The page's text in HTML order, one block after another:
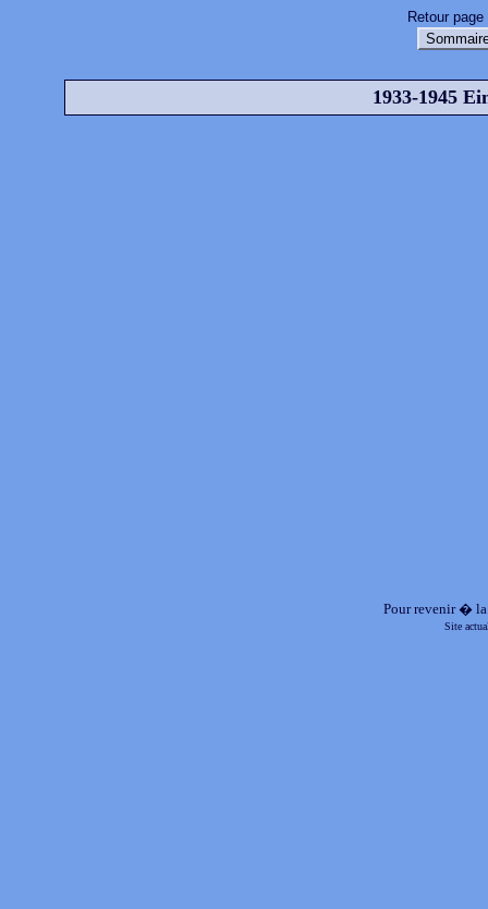
Retour
1933-1945
Pour revenir �
Site